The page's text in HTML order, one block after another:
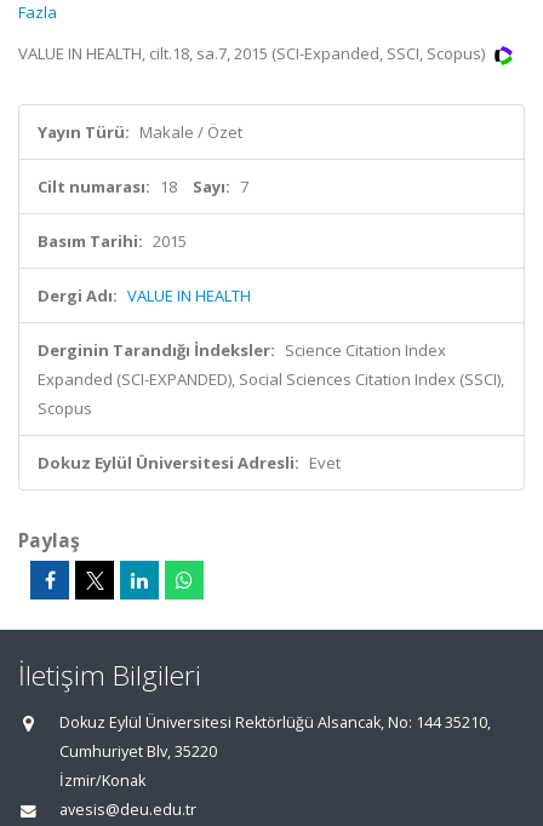
Fazla
VALUE IN HEALTH, cilt.18, sa.7, 2015 (SCI-Expanded, SSCI, Scopus)
Yayın Türü: Makale / Özet
Cilt numarası: 18 Sayı: 7
Basım Tarihi: 2015
Dergi Adı: VALUE IN HEALTH
Derginin Tarandığı İndeksler: Science Citation Index
Expanded (SCI-EXPANDED), Social Sciences Citation Index (SSCI),
Scopus
Dokuz Eylül Üniversitesi Adresli: Evet
Paylaş
İletişim Bilgileri
Dokuz Eylül Üniversitesi Rektörlüğü Alsancak, No: 144 35210,
Cumhuriyet Blv, 35220
İzmir/Konak
avesis@deu.edu.tr